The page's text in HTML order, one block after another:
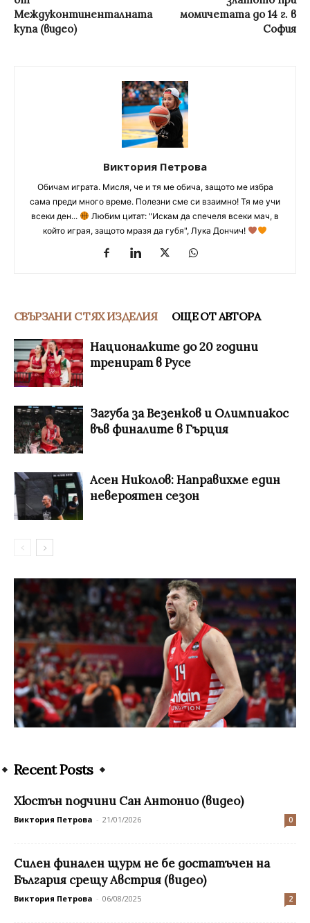
Междуконтиненталната
купа (видео)
момичетата до 14 г. в
София
Виктория Петрова
Обичам играта. Мисля, че и тя ме обича, защото ме избра
сама преди много време. Полезни сме си взаимно! Тя ме учи
всеки ден...
Любим цитат: "Искам да спечеля всеки мач, в
който играя, защото мразя да губя", Лука Дончич!
СВЪРЗАНИ С ТЯХ ИЗДЕЛИЯ ОЩЕ ОТ АВТОРА
Националките до 20 години
тренират в Русе
Загуба за Везенков и Олимпиакос
във финалите в Гърция
Асен Николов: Направихме един
невероятен сезон
Recent Posts
Хюстън подчини Сан Антонио (видео)
Виктория Петрова - 21/01/2026 0
Силен финален щурм не бе достатъчен на
България срещу Австрия (видео)
Виктория Петрова - 06/08/2025 2